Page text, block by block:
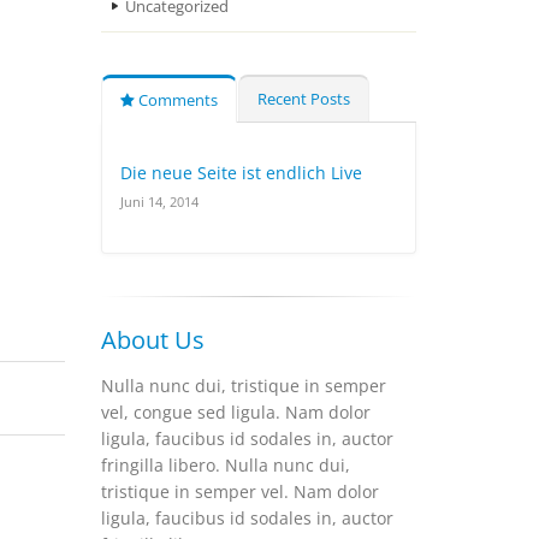
Uncategorized
Comments Recent Posts
Die neue Seite ist endlich Live
Juni 14, 2014
About Us
Nulla nunc dui, tristique in semper
vel, congue sed ligula. Nam dolor
ligula, faucibus id sodales in, auctor
fringilla libero. Nulla nunc dui,
tristique in semper vel. Nam dolor
ligula, faucibus id sodales in, auctor